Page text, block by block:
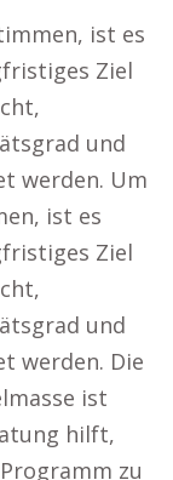
ist es
Ziel
und
werden. Um
ist es
Ziel
und
werden. Die
ist
hilft,
zu